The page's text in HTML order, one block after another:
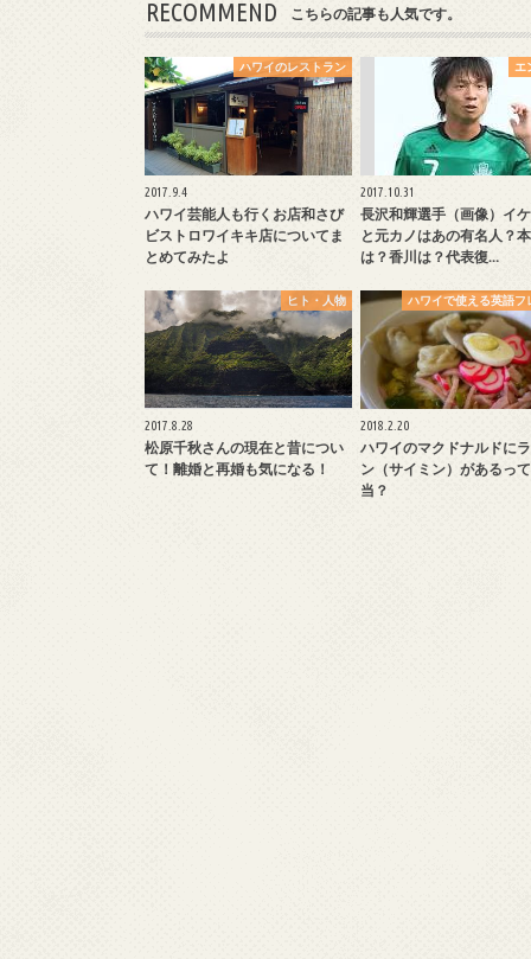
RECOMMEND こちらの記事も人気です。
ハワイのレストラン
2017.9.4
ハワイ芸能人も行くお店和さび
ビストロワイキキ店についてま
とめてみたよ
エ
2017.10.31
長沢和輝選手（画像）イ
と元カノはあの有名人？
は？香川は？代表復…
ヒト・人物
2017.8.28
松原千秋さんの現在と昔につい
て！離婚と再婚も気になる！
ハワイで使える英語フ
2018.2.20
ハワイのマクドナルドに
ン（サイミン）があるっ
当？